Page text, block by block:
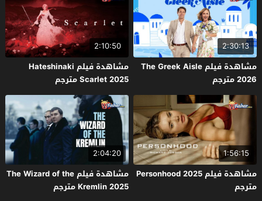
2:30:13
مشاهدة فيلم The Greek Aisle
2026 مترجم
2:10:50
مشاهدة فيلم Hateshinaki
Scarlet 2025 مترجم
1:56:15
مشاهدة فيلم Personhood 2025
مترجم
2:04:20
مشاهدة فيلم The Wizard of the
Kremlin 2025 مترجم